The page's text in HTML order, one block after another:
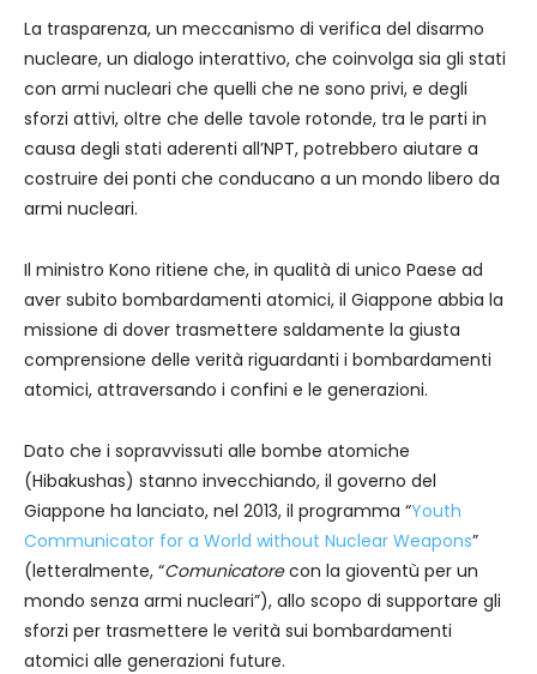
La trasparenza, un meccanismo di verifica del disarmo
nucleare, un dialogo interattivo, che coinvolga sia gli stati
con armi nucleari che quelli che ne sono privi, e degli
sforzi attivi, oltre che delle tavole rotonde, tra le parti in
causa degli stati aderenti all’NPT, potrebbero aiutare a
costruire dei ponti che conducano a un mondo libero da
armi nucleari.
Il ministro Kono ritiene che, in qualità di unico Paese ad
aver subito bombardamenti atomici, il Giappone abbia la
missione di dover trasmettere saldamente la giusta
comprensione delle verità riguardanti i bombardamenti
atomici, attraversando i confini e le generazioni.
Dato che i sopravvissuti alle bombe atomiche
(Hibakushas) stanno invecchiando, il governo del
Giappone ha lanciato, nel 2013, il programma “Youth
Communicator for a World without Nuclear Weapons”
(letteralmente, “Comunicatorecon la gioventù per un
mondo senza armi nucleari”), allo scopo di supportare gli
sforzi per trasmettere le verità sui bombardamenti
atomici alle generazioni future.